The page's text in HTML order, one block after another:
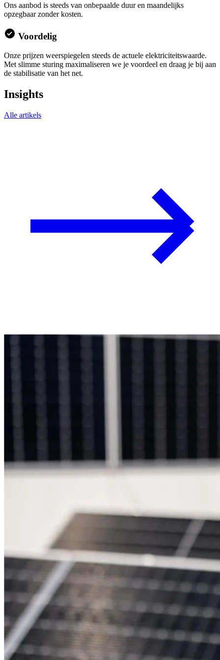
Ons aanbod is steeds van onbepaalde duur en maandelijks
opzegbaar zonder kosten.
Voordelig
Onze prijzen weerspiegelen steeds de actuele elektriciteitswaarde.
Met slimme sturing maximaliseren we je voordeel en draag je bij aan
de stabilisatie van het net.
Insights
Alle artikels